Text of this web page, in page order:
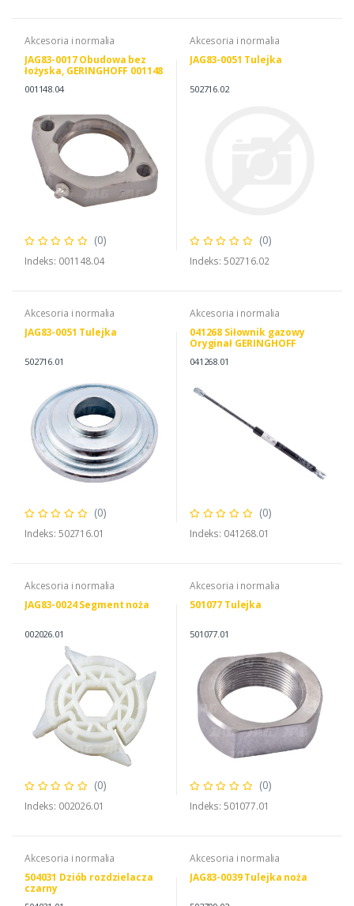
Akcesoria i normalia
JAG83-0017 Obudowa bez
łożyska, GERINGHOFF 001148
001148.04
(0)
Indeks: 001148.04
Akcesoria i normalia
JAG83-0051 Tulejka
502716.02
(0)
Indeks: 502716.02
Akcesoria i normalia
JAG83-0051 Tulejka
502716.01
(0)
Indeks: 502716.01
Akcesoria i normalia
041268 Siłownik gazowy
Oryginał GERINGHOFF
041268.01
(0)
Indeks: 041268.01
Akcesoria i normalia
JAG83-0024 Segment noża
002026.01
(0)
Indeks: 002026.01
Akcesoria i normalia
501077 Tulejka
501077.01
(0)
Indeks: 501077.01
Akcesoria i normalia
504031 Dziób rozdzielacza
czarny
Akcesoria i normalia
JAG83-0039 Tulejka noża